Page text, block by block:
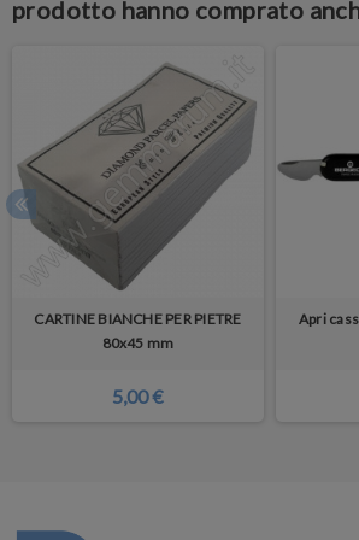
prodotto hanno comprato
CARTINE BIANCHE PER PIETRE
80x45 mm
5,00 €
Apri